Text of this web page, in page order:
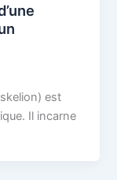
est
Il incarne